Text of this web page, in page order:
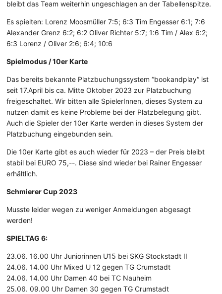
bleibt das Team weiterhin ungeschlagen an der Tabellenspitze.
Es spielten: Lorenz Moosmüller 7:5; 6:3 Tim Engesser 6:1; 7:6
Alexander Grenz 6:2; 6:2 Oliver Richter 5:7; 1:6 Tim / Alex 6:2;
6:3 Lorenz / Oliver 2:6; 6:4; 10:6
Spielmodus / 10er Karte
Das bereits bekannte Platzbuchungssystem “bookandplay“ ist
seit 17.April bis ca. Mitte Oktober 2023 zur Platzbuchung
freigeschaltet. Wir bitten alle SpielerInnen, dieses System zu
nutzen damit es keine Probleme bei der Platzbelegung gibt.
Auch die Spieler der 10er Karte werden in dieses System der
Platzbuchung eingebunden sein.
Die 10er Karte gibt es auch wieder für 2023 – der Preis bleibt
stabil bei EURO 75,--. Diese sind wieder bei Rainer Engesser
erhältlich.
Schmierer Cup 2023
Musste leider wegen zu weniger Anmeldungen abgesagt
werden!
SPIELTAG 6:
23.06. 16.00 Uhr Juniorinnen U15 bei SKG Stockstadt II
24.06. 14.00 Uhr Mixed U 12 gegen TG Crumstadt
24.06. 14.00 Uhr Damen 40 bei TC Nauheim
25.06. 09.00 Uhr Damen 30 gegen TG Crumstadt